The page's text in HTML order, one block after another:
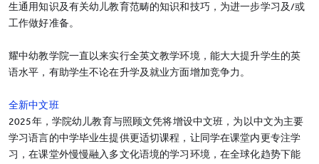
生通用知识及有关幼儿教育范畴的知识和技巧，为进一步学习及/或
工作做好准备。
耀中幼教学院一直以来实行全英文教学环境，能大大提升学生的英
语水平，有助学生不论在升学及就业方面增加竞争力。
全新中文班
2025年，学院幼儿教育与照顾文凭将增设中文班，为以中文为主要
学习语言的中学毕业生提供更适切课程，让同学在课堂内更专注学
习，在课堂外慢慢融入多文化语境的学习环境，在全球化趋势下能